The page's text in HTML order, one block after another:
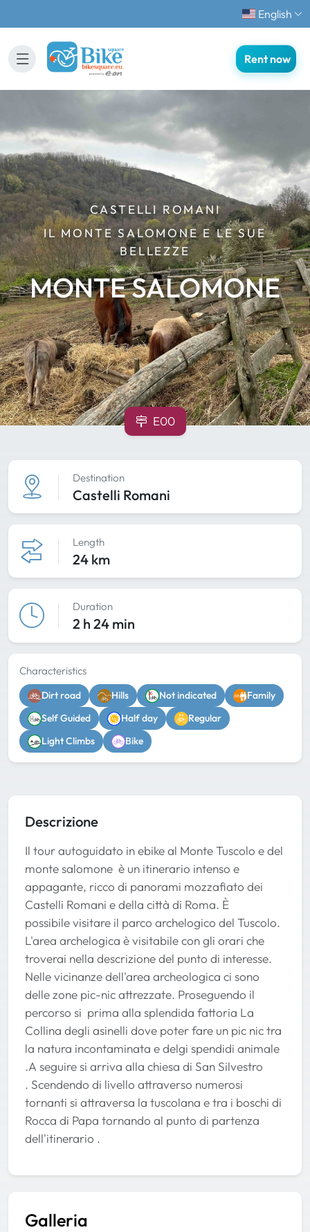
English
Rent now
CASTELLI ROMANI
IL MONTE SALOMONE E LE SUE
BELLEZZE
MONTE SALOMONE
E00
Destination
Castelli Romani
Length
24 km
Duration
2 h 24 min
Characteristics
Dirt road Hills Not indicated
Family
Self Guided
Half day
Regular
Light Climbs
Bike
Descrizione
Il tour autoguidato in ebike al Monte Tuscolo e del
monte salomone è un itinerario intenso e
appagante, ricco di panorami mozzafiato dei
Castelli Romani e della città di Roma. È
possibile visitare il parco archelogico del Tuscolo.
L'area archelogica è visitabile con gli orari che
troverai nella descrizione del punto di interesse.
Nelle vicinanze dell'area archeologica ci sono
delle zone pic-nic attrezzate. Proseguendo il
percorso si prima alla splendida fattoria La
Collina degli asinelli dove poter fare un pic nic tra
la natura incontaminata e delgi spendidi animale
.A seguire si arriva alla chiesa di San Silvestro
. Scendendo di livello attraverso numerosi
tornanti si attraversa la tuscolana e tra i boschi di
Rocca di Papa tornando al punto di partenza
dell'itinerario .
Galleria